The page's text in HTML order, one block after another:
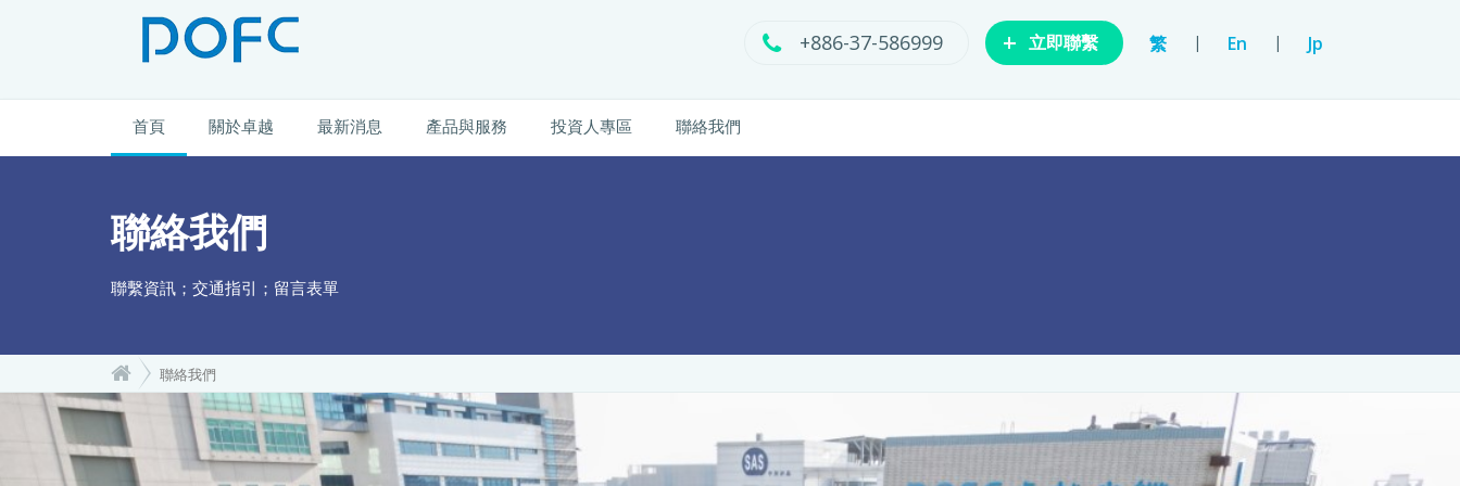
繁 | En | Jp
+ 立即聯繫
+886-37-586999
首頁 關於卓越 最新消息 產品與服務 投資人專區 聯絡我們
聯絡我們
聯繫資訊；交通指引；留言表單
聯絡我們